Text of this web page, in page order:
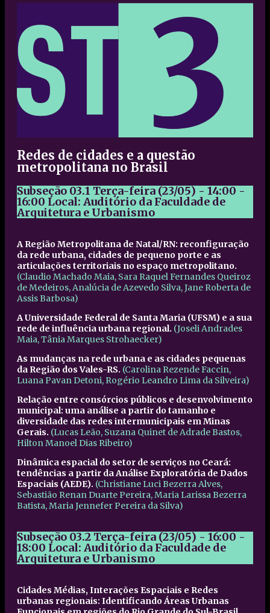
Redes de cidades e a questão
metropolitana no Brasil
Subseção 03.1 Terça-feira (23/05) - 14:00 -
16:00 Local: Auditório da Faculdade de
Arquitetura e Urbanismo
A Região Metropolitana de Natal/RN: reconfiguração
da rede urbana, cidades de pequeno porte e as
articulações territoriais no espaço metropolitano.
(Claudio Machado Maia, Sara Raquel Fernandes Queiroz
de Medeiros, Analúcia de Azevedo Silva, Jane Roberta de
Assis Barbosa)
A Universidade Federal de Santa Maria (UFSM) e a sua
rede de influência urbana regional. (Joseli Andrades
Maia, Tânia Marques Strohaecker)
As mudanças na rede urbana e as cidades pequenas
da Região dos Vales-RS. (Carolina Rezende Faccin,
Luana Pavan Detoni, Rogério Leandro Lima da Silveira)
Relação entre consórcios públicos e desenvolvimento
municipal: uma análise a partir do tamanho e
diversidade das redes intermunicipais em Minas
Gerais. (Lucas Leão, Suzana Quinet de Adrade Bastos,
Hilton Manoel Dias Ribeiro)
Dinâmica espacial do setor de serviços no Ceará:
tendências a partir da Análise Exploratória de Dados
Espaciais (AEDE). (Christiane Luci Bezerra Alves,
Sebastião Renan Duarte Pereira, Maria Larissa Bezerra
Batista, Maria Jennefer Pereira da Silva)
Subseção 03.2 Terça-feira (23/05) - 16:00 -
18:00 Local: Auditório da Faculdade de
Arquitetura e Urbanismo
Cidades Médias, Interações Espaciais e Redes
urbanas regionais: Identificando Áreas Urbanas